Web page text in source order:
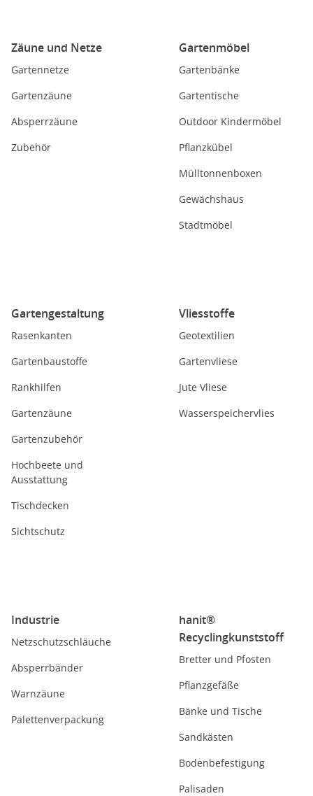
Zäune und Netze
Gartennetze
Gartenzäune
Absperrzäune
Zubehör
Gartenmöbel
Gartenbänke
Gartentische
Outdoor Kindermöbel
Pflanzkübel
Mülltonnenboxen
Gewächshaus
Stadtmöbel
Gartengestaltung
Rasenkanten
Gartenbaustoffe
Rankhilfen
Gartenzäune
Gartenzubehör
Hochbeete und
Ausstattung
Tischdecken
Sichtschutz
Vliesstoffe
Geotextilien
Gartenvliese
Jute Vliese
Wasserspeichervlies
Industrie
Netzschutzschläuche
Absperrbänder
Warnzäune
Palettenverpackung
hanit®
Recyclingkunststoff
Bretter und Pfosten
Pflanzgefäße
Bänke und Tische
Sandkästen
Bodenbefestigung
Palisaden